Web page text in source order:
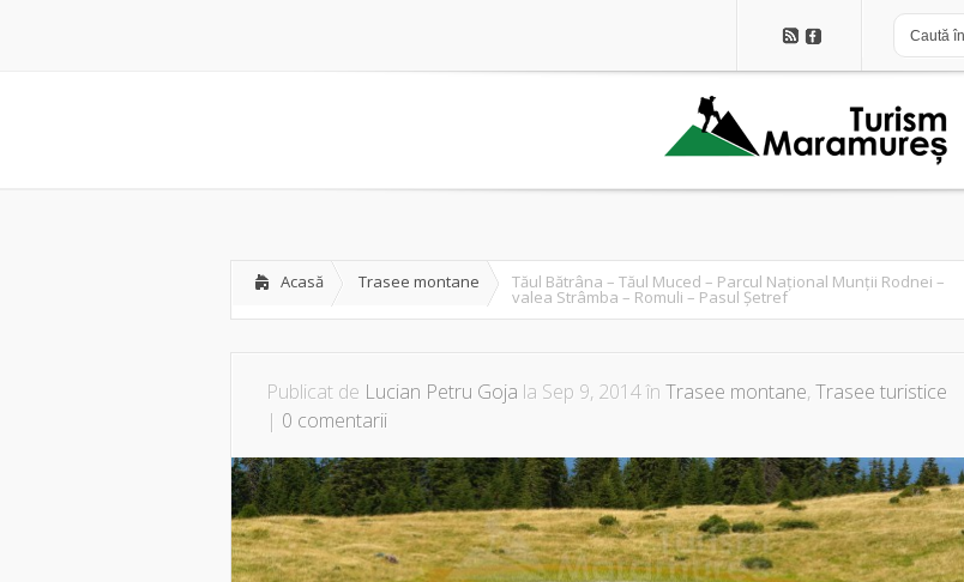
Acasă Trasee montane Tăul Bătrâna – Tăul Muced – Parcul Național Munții Rodnei –
valea Strâmba – Romuli – Pasul Şetref
Publicat de Lucian Petru Goja la Sep 9, 2014 în Trasee montane, Trasee turistice
| 0 comentarii